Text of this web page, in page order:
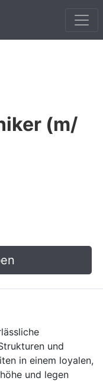
(m/
und
in einem loyalen,
und legen